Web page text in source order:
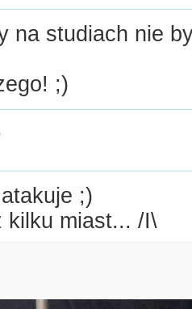
na studiach nie
;)
;)
kilku miast... /I\